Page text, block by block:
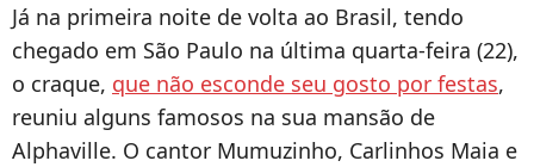
Já na primeira noite de volta ao Brasil, tendo
chegado em São Paulo na última quarta-feira (22),
o craque, que não esconde seu gosto por festas,
reuniu alguns famosos na sua mansão de
Alphaville. O cantor Mumuzinho, Carlinhos Maia e